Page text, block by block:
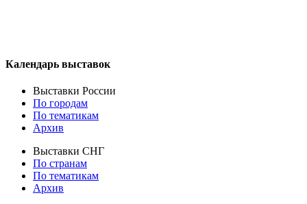
Календарь выставок
Выставки России
По городам
По тематикам
Архив
Выставки СНГ
По странам
По тематикам
Архив